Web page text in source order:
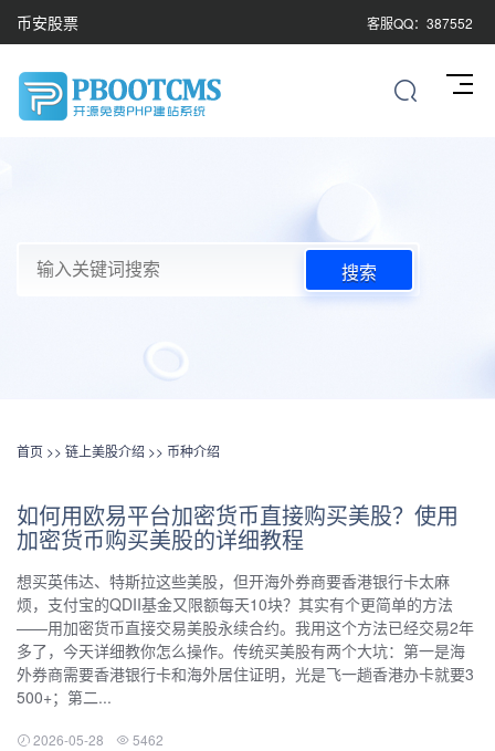
币安股票 客服QQ：387552
搜索
首页 >> 链上美股介绍 >> 币种介绍
如何用欧易平台加密货币直接购买美股？使用
加密货币购买美股的详细教程
想买英伟达、特斯拉这些美股，但开海外券商要香港银行卡太麻
烦，支付宝的QDII基金又限额每天10块？其实有个更简单的方法
——用加密货币直接交易美股永续合约。我用这个方法已经交易2年
多了，今天详细教你怎么操作。传统买美股有两个大坑：第一是海
外券商需要香港银行卡和海外居住证明，光是飞一趟香港办卡就要3
500+；第二...
2026-05-28 5462